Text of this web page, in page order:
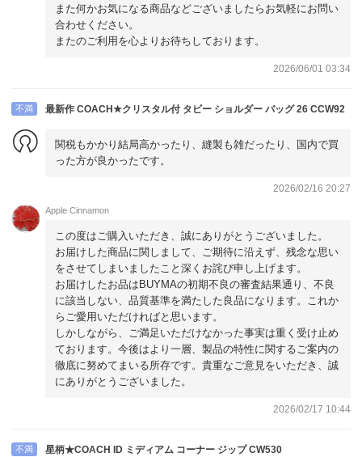
また何かお気になる商品などございましたらお気軽にお問い
合わせください。
またのご利用を心よりお待ちしております。
2026/06/01 03:34
不満 最新作 COACH★クリスタル付 タビー ショルダー バッグ 26 CCW92
関税もかかり結局高かったり、縫製も雑だったり、国内で買
った方が良かったです。
2026/02/16 20:27
Apple Cinnamon
この度はご購入いただき、誠にありがとうございました。
お届けした商品に関しまして、ご期待に沿えず、残念な思い
をさせてしまいましたこと深くお詫び申し上げます。
お届けしたお品はBUYMAの初期不良の審査結果通り、不良
に該当しない、品質基準を満たした良品になります。これか
らご愛用いただければと思います。
しかしながら、ご満足いただけなかった事実は重く受け止め
ております。今後はより一層、製品の特性に関するご案内の
徹底に努めてまいる所存です。貴重なご意見をいただき、誠
にありがとうございました。
2026/02/17 10:44
不満 星柄★COACH ID ミディアム コーナー ジップ CW530